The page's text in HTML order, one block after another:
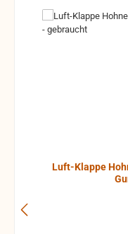
Luft-Klappe